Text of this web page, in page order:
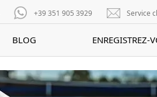
+39 351 905 3929 Service
BLOG ENREGISTREZ-